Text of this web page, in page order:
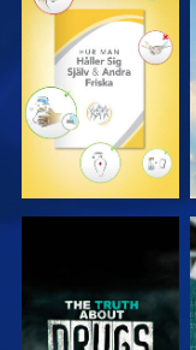
TITTA